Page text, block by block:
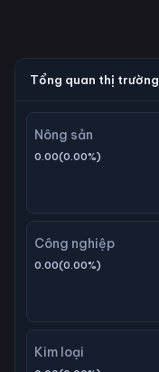
Tổng quan thị trường
Nông sản
0.00(0.00%)
Công nghiệp
0.00(0.00%)
Kim loại